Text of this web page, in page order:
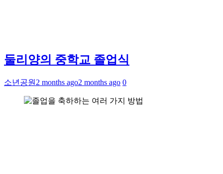
둘리양의 중학교 졸업식
소년공원 2 months ago2 months ago 0